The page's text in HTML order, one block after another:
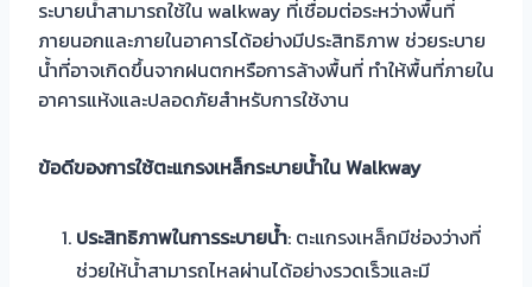
ระบายน้ำสามารถใช้ใน walkway ที่เชื่อมต่อระหว่างพื้นที่
ภายนอกและภายในอาคารได้อย่างมีประสิทธิภาพ ช่วยระบาย
น้ำที่อาจเกิดขึ้นจากฝนตกหรือการล้างพื้นที่ ทำให้พื้นที่ภายใน
อาคารแห้งและปลอดภัยสำหรับการใช้งาน
ข้อดีของการใช้ตะแกรงเหล็กระบายน้ำใน Walkway
ประสิทธิภาพในการระบายน้ำ: ตะแกรงเหล็กมีช่องว่างที่
ช่วยให้น้ำสามารถไหลผ่านได้อย่างรวดเร็วและมี